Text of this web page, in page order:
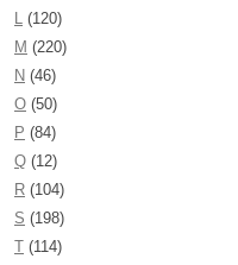
L (120)
M (220)
N (46)
O (50)
P (84)
Q (12)
R (104)
S (198)
T (114)